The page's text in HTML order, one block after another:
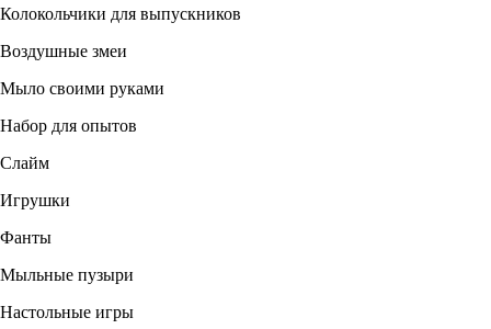
Колокольчики для выпускников
Воздушные змеи
Мыло своими руками
Набор для опытов
Слайм
Игрушки
Фанты
Мыльные пузыри
Настольные игры